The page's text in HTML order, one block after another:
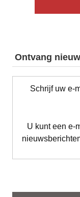
Ontvang
Schrijf uw e-
U kunt een e-